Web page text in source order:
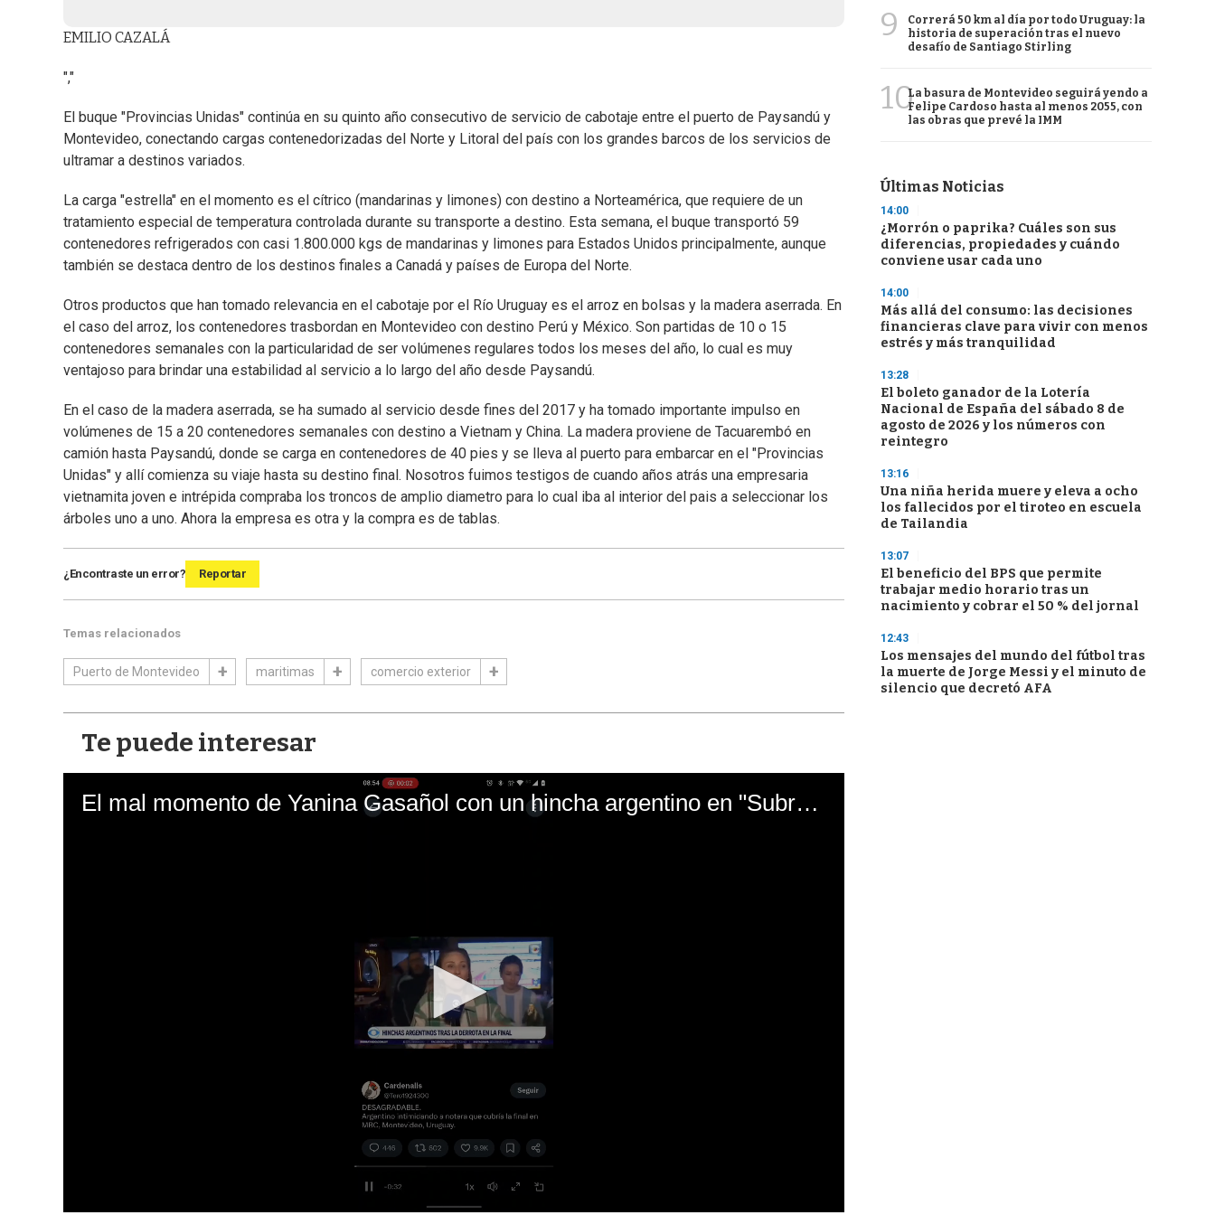
EMILIO CAZALÁ
","
El buque "Provincias Unidas" continúa en su quinto año consecutivo de servicio de cabotaje entre el puerto de Paysandú y
Montevideo, conectando cargas contenedorizadas del Norte y Litoral del país con los grandes barcos de los servicios de
ultramar a destinos variados.
La carga "estrella" en el momento es el cítrico (mandarinas y limones) con destino a Norteamérica, que requiere de un
tratamiento especial de temperatura controlada durante su transporte a destino. Esta semana, el buque transportó 59
contenedores refrigerados con casi 1.800.000 kgs de mandarinas y limones para Estados Unidos principalmente, aunque
también se destaca dentro de los destinos finales a Canadá y países de Europa del Norte.
Otros productos que han tomado relevancia en el cabotaje por el Río Uruguay es el arroz en bolsas y la madera aserrada. En
el caso del arroz, los contenedores trasbordan en Montevideo con destino Perú y México. Son partidas de 10 o 15
contenedores semanales con la particularidad de ser volúmenes regulares todos los meses del año, lo cual es muy
ventajoso para brindar una estabilidad al servicio a lo largo del año desde Paysandú.
En el caso de la madera aserrada, se ha sumado al servicio desde fines del 2017 y ha tomado importante impulso en
volúmenes de 15 a 20 contenedores semanales con destino a Vietnam y China. La madera proviene de Tacuarembó en
camión hasta Paysandú, donde se carga en contenedores de 40 pies y se lleva al puerto para embarcar en el "Provincias
Unidas" y allí comienza su viaje hasta su destino final. Nosotros fuimos testigos de cuando años atrás una empresaria
vietnamita joven e intrépida compraba los troncos de amplio diametro para lo cual iba al interior del pais a seleccionar los
árboles uno a uno. Ahora la empresa es otra y la compra es de tablas.
¿Encontraste un error? Reportar
Temas relacionados
Puerto de Montevideo maritimas comercio exterior
Te puede interesar
El mal momento de Yanina Gasañol con un hincha argentino en "Subrayado"
9
Correrá 50 km al día por todo Uruguay: la
historia de superación tras el nuevo
desafío de Santiago Stirling
10La basura de Montevideo seguirá yendo a
Felipe Cardoso hasta al menos 2055, con
las obras que prevé la IMM
Últimas Noticias
14:00
¿Morrón o paprika? Cuáles son sus
diferencias, propiedades y cuándo
conviene usar cada uno
14:00
Más allá del consumo: las decisiones
financieras clave para vivir con menos
estrés y más tranquilidad
13:28
El boleto ganador de la Lotería
Nacional de España del sábado 8 de
agosto de 2026 y los números con
reintegro
13:16
Una niña herida muere y eleva a ocho
los fallecidos por el tiroteo en escuela
de Tailandia
13:07
El beneficio del BPS que permite
trabajar medio horario tras un
nacimiento y cobrar el 50 % del jornal
12:43
Los mensajes del mundo del fútbol tras
la muerte de Jorge Messi y el minuto de
silencio que decretó AFA